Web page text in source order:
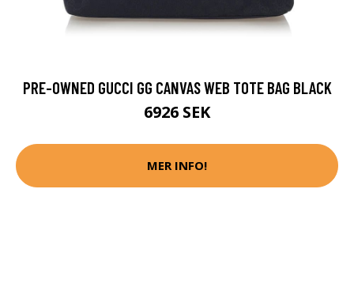
PRE-OWNED GUCCI GG CANVAS WEB TOTE BAG BLACK
6926 SEK
MER INFO!